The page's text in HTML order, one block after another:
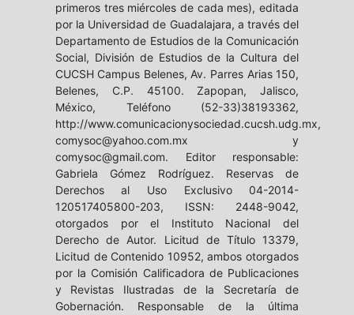
primeros tres miércoles de cada mes), editada
por la Universidad de Guadalajara, a través del
Departamento de Estudios de la Comunicación
Social, División de Estudios de la Cultura del
CUCSH Campus Belenes, Av. Parres Arias 150,
Belenes, C.P. 45100. Zapopan, Jalisco,
México, Teléfono (52-33)38193362,
http://www.comunicacionysociedad.cucsh.udg.mx,
comysoc@yahoo.com.mx y
comysoc@gmail.com. Editor responsable:
Gabriela Gómez Rodríguez. Reservas de
Derechos al Uso Exclusivo 04-2014-
120517405800-203, ISSN: 2448-9042,
otorgados por el Instituto Nacional del
Derecho de Autor. Licitud de Título 13379,
Licitud de Contenido 10952, ambos otorgados
por la Comisión Calificadora de Publicaciones
y Revistas Ilustradas de la Secretaría de
Gobernación. Responsable de la última